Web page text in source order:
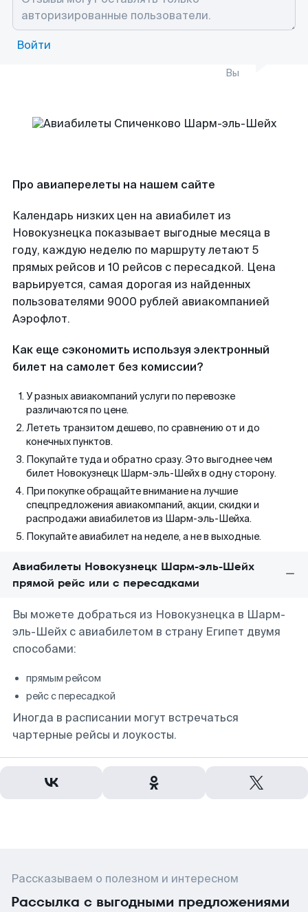
Войти
Вы
Про авиаперелеты на нашем сайте
Календарь низких цен на авиабилет из
Новокузнецка показывает выгодные месяца в
году, каждую неделю по маршруту летают 5
прямых рейсов и 10 рейсов с пересадкой. Цена
варьируется, самая дорогая из найденных
пользователями 9000 рублей авиакомпанией
Аэрофлот.
Как еще сэкономить используя электронный
билет на самолет без комиссии?
У разных авиакомпаний услуги по перевозке
различаются по цене.
Лететь транзитом дешево, по сравнению от и до
конечных пунктов.
Покупайте туда и обратно сразу. Это выгоднее чем
билет Новокузнецк Шарм-эль-Шейх в одну сторону.
При покупке обращайте внимание на лучшие
спецпредложения авиакомпаний, акции, скидки и
распродажи авиабилетов из Шарм-эль-Шейха.
Покупайте авиабилет на неделе, а не в выходные.
Авиабилеты Новокузнецк Шарм-эль-Шейх
прямой рейс или с пересадками
Вы можете добраться из Новокузнецка в Шарм-
эль-Шейх с авиабилетом в страну Египет двумя
способами:
прямым рейсом
рейс с пересадкой
Иногда в расписании могут встречаться
чартерные рейсы и лоукосты.
Рассказываем о полезном и интересном
Рассылка с выгодными предложениями